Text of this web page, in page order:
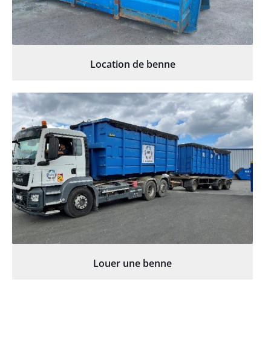
Location de benne
Louer une benne